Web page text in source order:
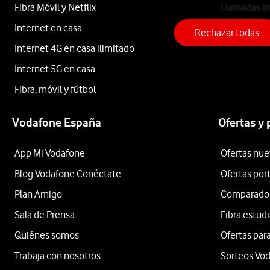
5G
512GB
Negro
desde
720
€/mesx
Fibra Móvil y Netflix
Internet en casa
Internet 4G en casa ilimitado
Internet 5G en casa
Fibra, móvil y fútbol
Llamadas
Teléfono fijo
Vodafone España
App Mi Vodafone
Blog Vodafone Conéctate
Plan Amigo
Sala de Prensa
Quiénes somos
Trabaja con nosotros
Ofertas y
Ofertas
Ofertas
Fibra
Ofertas
Sorteos
Rechazar todas